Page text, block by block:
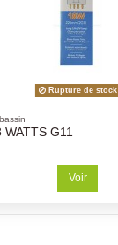
Rupture de stock
WATTS G11
Voir